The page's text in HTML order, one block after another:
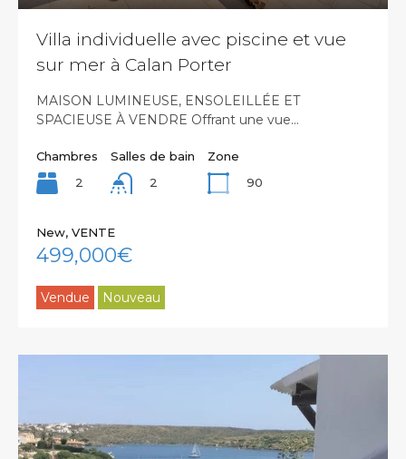
Villa individuelle avec piscine et vue
sur mer à Calan Porter
MAISON LUMINEUSE, ENSOLEILLÉE ET
SPACIEUSE À VENDRE Offrant une vue…
Chambres
2
Salles de bain
2
Zone
90
New, VENTE
499,000€
Vendue Nouveau